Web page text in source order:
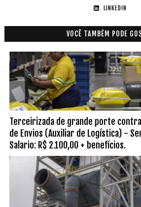
LINKEDIN
VOCÊ TAMBÉM PODE
Terceirizada de grande porte
de Envios (Auxiliar de Logística) -
Salario: R$ 2.100,00 + benefícios.